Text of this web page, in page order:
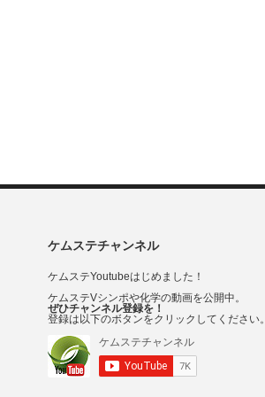
ケムステチャンネル
ケムステYoutubeはじめました！
ケムステVシンポや化学の動画を公開中。
ぜひチャンネル登録を！
登録は以下のボタンをクリックしてください。